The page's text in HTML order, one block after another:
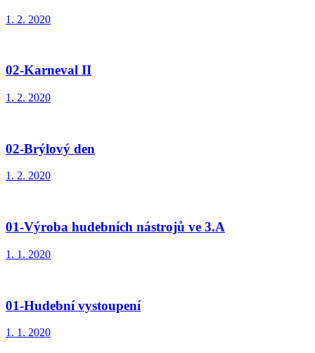
1. 2. 2020
02-Karneval II
1. 2. 2020
02-Brýlový den
1. 2. 2020
01-Výroba hudebních nástrojů ve 3.A
1. 1. 2020
01-Hudební vystoupení
1. 1. 2020